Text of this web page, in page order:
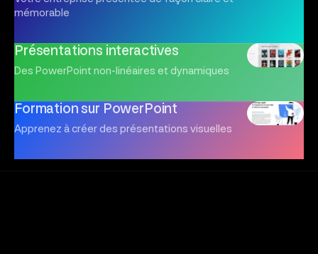
mémorable
Présentations interactives
Des PowerPoint non-linéaires et dynamiques
Formation sur PowerPoint
Apprenez à créer des présentations visuelles